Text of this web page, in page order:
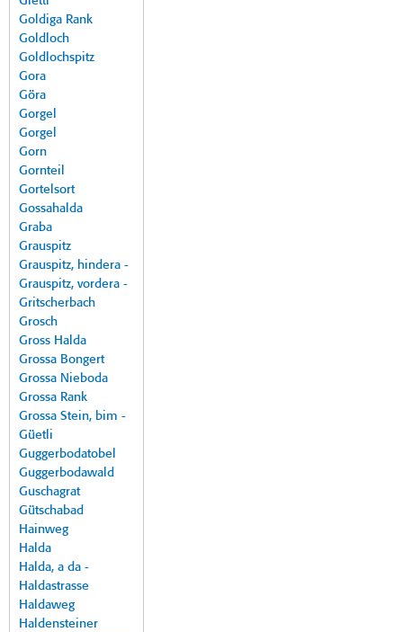
Goldiga Rank
Goldloch
Goldlochspitz
Gora
Göra
Gorgel
Gorgel
Gorn
Gornteil
Gortelsort
Gossahalda
Graba
Grauspitz
Grauspitz, hindera -
Grauspitz, vordera -
Gritscherbach
Grosch
Gross Halda
Grossa Bongert
Grossa Nieboda
Grossa Rank
Grossa Stein, bim -
Güetli
Guggerbodatobel
Guggerbodawald
Guschagrat
Gütschabad
Hainweg
Halda
Halda, a da -
Haldastrasse
Haldaweg
Haldensteiner